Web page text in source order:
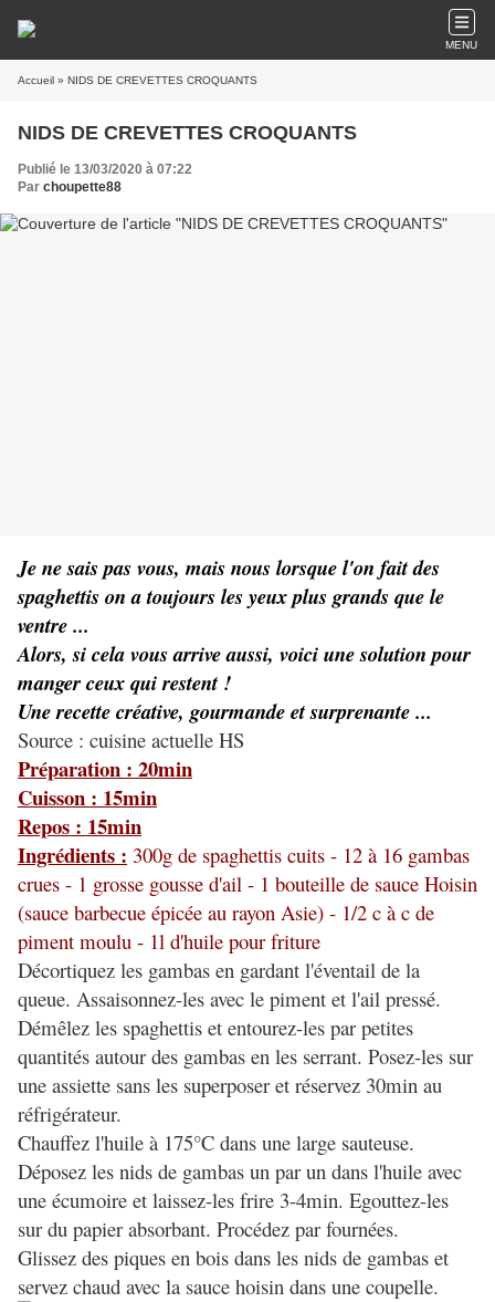
MENU
Accueil » NIDS DE CREVETTES CROQUANTS
NIDS DE CREVETTES CROQUANTS
Publié le 13/03/2020 à 07:22
Par choupette88
Je ne sais pas vous, mais nous lorsque l'on fait des
spaghettis on a toujours les yeux plus grands que le
ventre ...
Alors, si cela vous arrive aussi, voici une solution pour
manger ceux qui restent !
Une recette créative, gourmande et surprenante ...
Source : cuisine actuelle HS
Préparation : 20min
Cuisson : 15min
Repos : 15min
Ingrédients : 300g de spaghettis cuits - 12 à 16 gambas
crues - 1 grosse gousse d'ail - 1 bouteille de sauce Hoisin
(sauce barbecue épicée au rayon Asie) - 1/2 c à c de
piment moulu - 1l d'huile pour friture
Décortiquez les gambas en gardant l'éventail de la
queue. Assaisonnez-les avec le piment et l'ail pressé.
Démêlez les spaghettis et entourez-les par petites
quantités autour des gambas en les serrant. Posez-les sur
une assiette sans les superposer et réservez 30min au
réfrigérateur.
Chauffez l'huile à 175°C dans une large sauteuse.
Déposez les nids de gambas un par un dans l'huile avec
une écumoire et laissez-les frire 3-4min. Egouttez-les
sur du papier absorbant. Procédez par fournées.
Glissez des piques en bois dans les nids de gambas et
servez chaud avec la sauce hoisin dans une coupelle.